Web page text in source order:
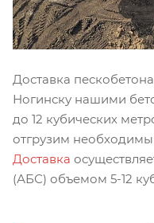
Доставка
Ногинску нашими
до 12 кубических
отгрузим
Доставка
(АБС) объемом 5-12